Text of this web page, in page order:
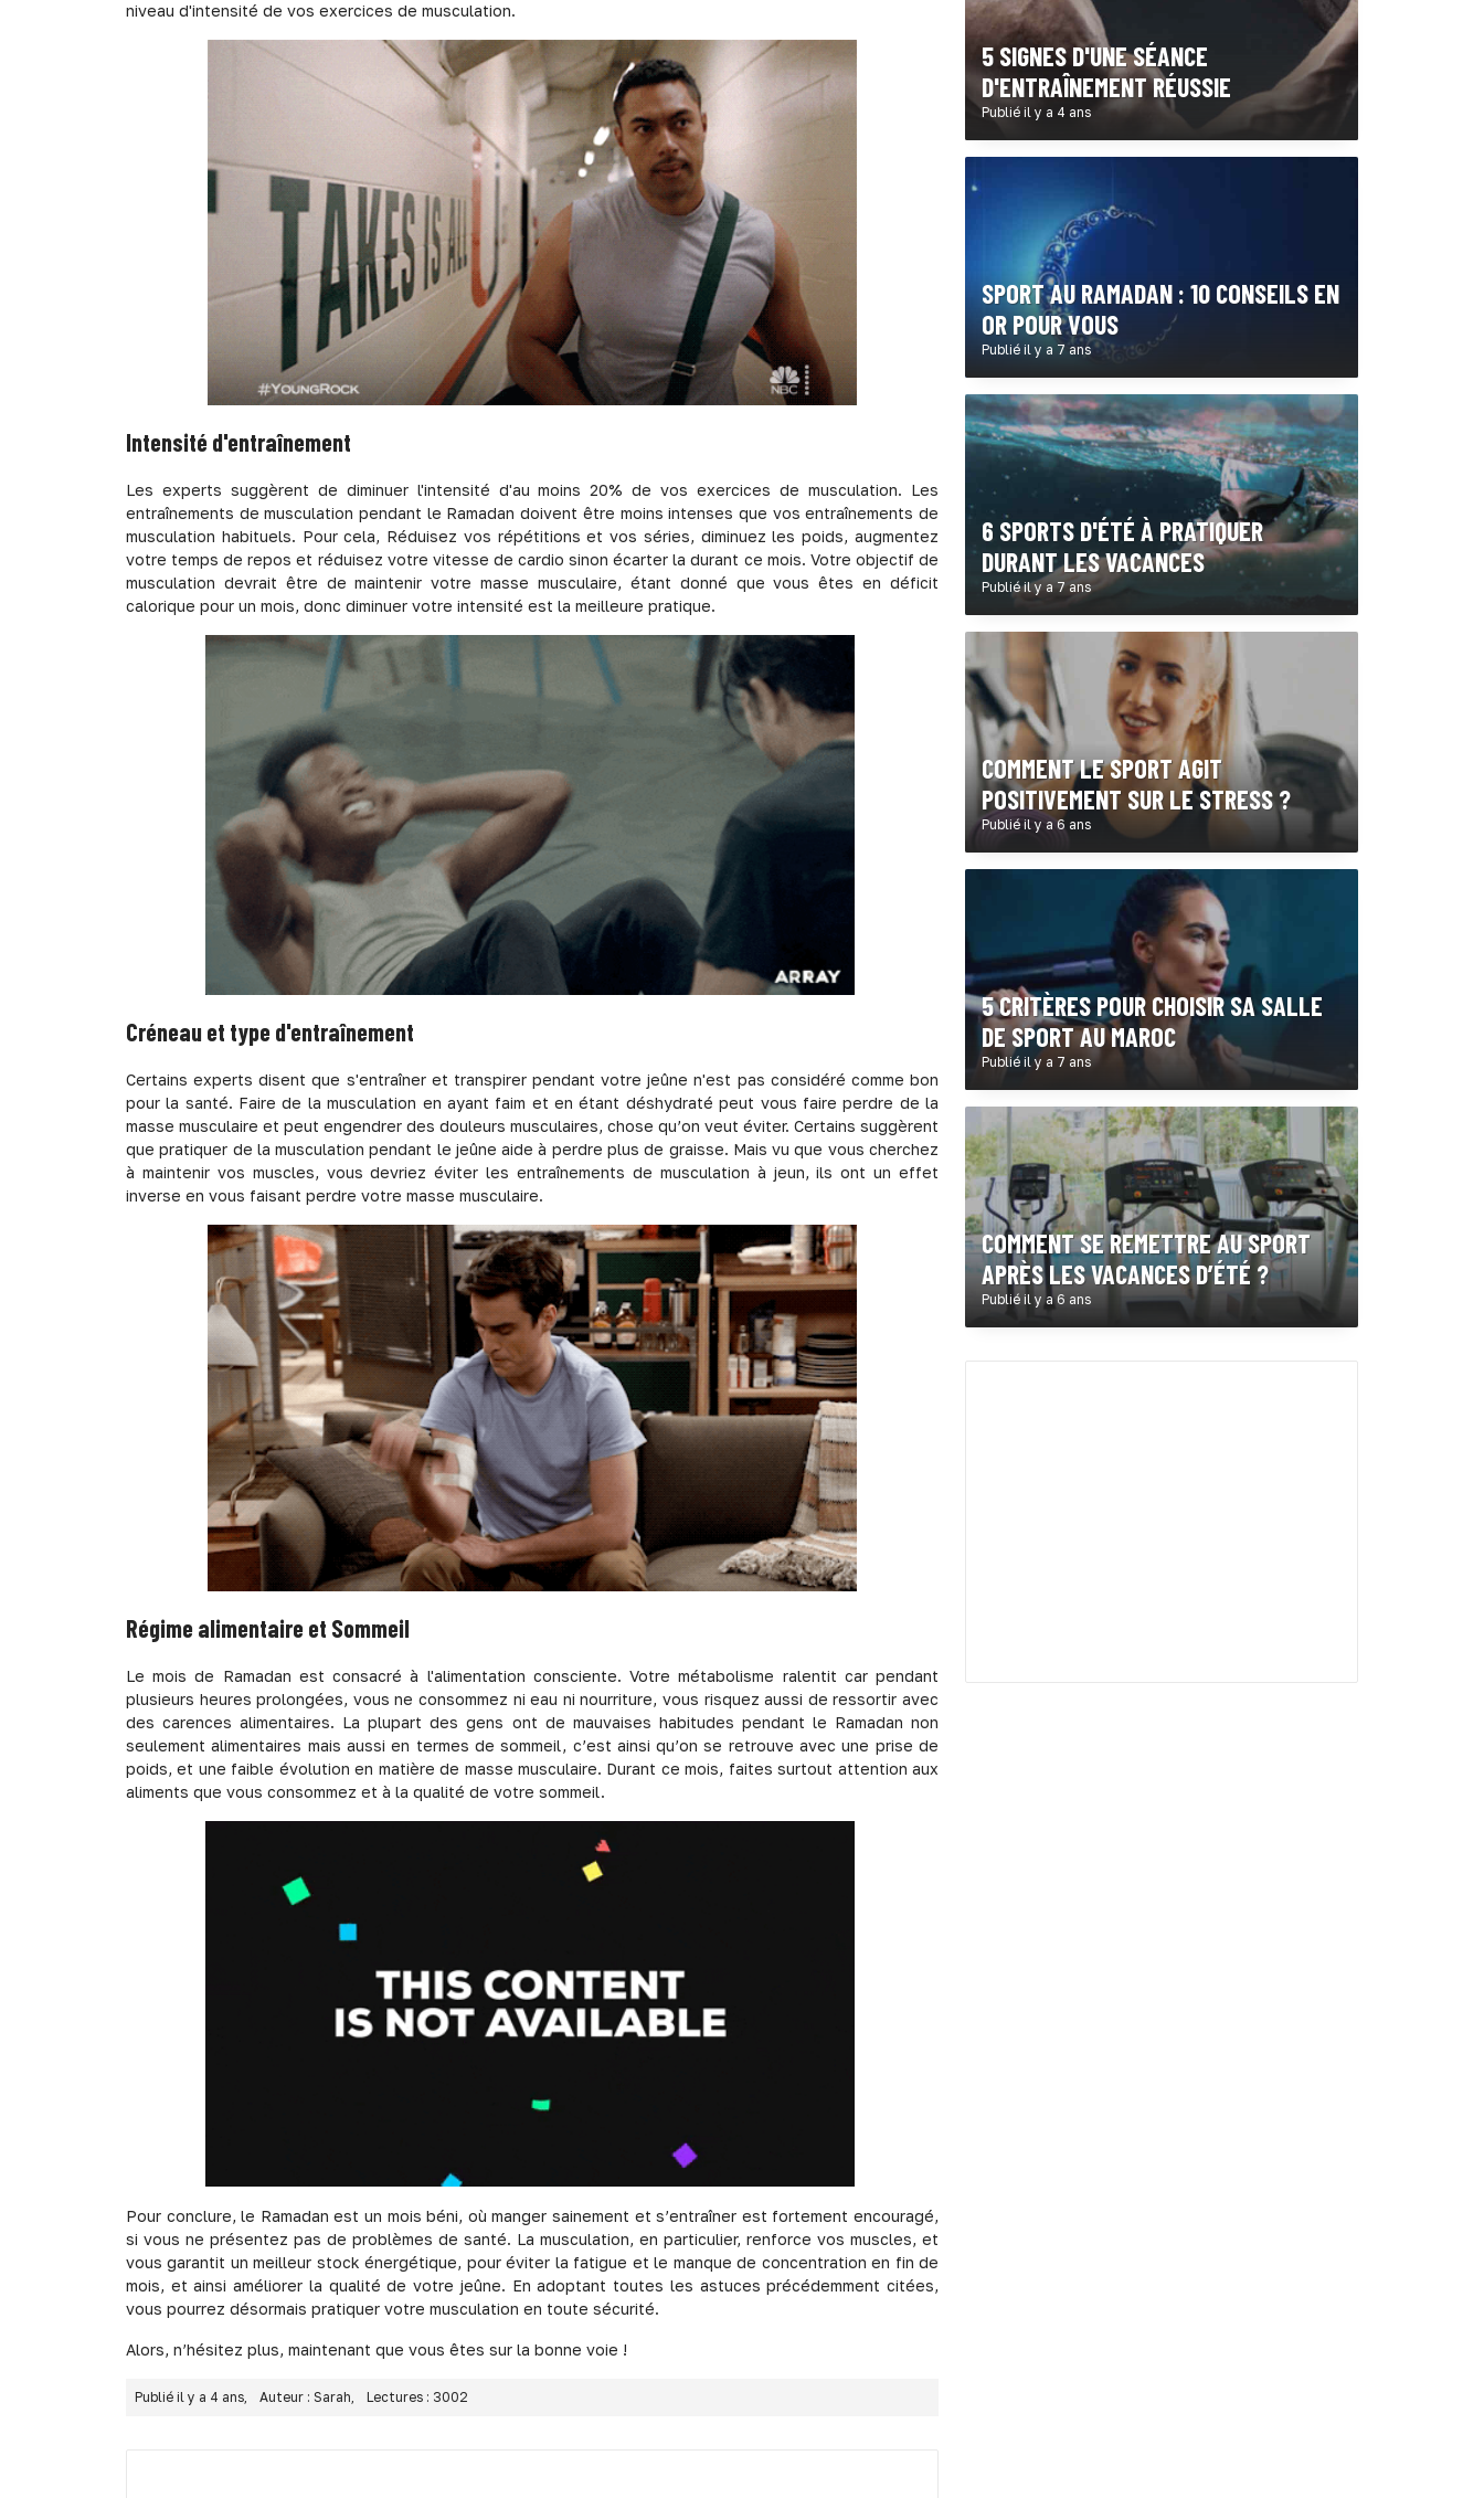
niveau d'intensité de vos exercices de musculation.
Intensité d'entraînement
Les experts suggèrent de diminuer l'intensité d'au moins 20% de vos exercices de musculation. Les
entraînements de musculation pendant le Ramadan doivent être moins intenses que vos entraînements de
musculation habituels. Pour cela, Réduisez vos répétitions et vos séries, diminuez les poids, augmentez
votre temps de repos et réduisez votre vitesse de cardio sinon écarter la durant ce mois. Votre objectif de
musculation devrait être de maintenir votre masse musculaire, étant donné que vous êtes en déficit
calorique pour un mois, donc diminuer votre intensité est la meilleure pratique.
Créneau et type d'entraînement
Certains experts disent que s'entraîner et transpirer pendant votre jeûne n'est pas considéré comme bon
pour la santé. Faire de la musculation en ayant faim et en étant déshydraté peut vous faire perdre de la
masse musculaire et peut engendrer des douleurs musculaires, chose qu’on veut éviter. Certains suggèrent
que pratiquer de la musculation pendant le jeûne aide à perdre plus de graisse. Mais vu que vous cherchez
à maintenir vos muscles, vous devriez éviter les entraînements de musculation à jeun, ils ont un effet
inverse en vous faisant perdre votre masse musculaire.
Régime alimentaire et Sommeil
Le mois de Ramadan est consacré à l'alimentation consciente. Votre métabolisme ralentit car pendant
plusieurs heures prolongées, vous ne consommez ni eau ni nourriture, vous risquez aussi de ressortir avec
des carences alimentaires. La plupart des gens ont de mauvaises habitudes pendant le Ramadan non
seulement alimentaires mais aussi en termes de sommeil, c’est ainsi qu’on se retrouve avec une prise de
poids, et une faible évolution en matière de masse musculaire. Durant ce mois, faites surtout attention aux
aliments que vous consommez et à la qualité de votre sommeil.
Pour conclure, le Ramadan est un mois béni, où manger sainement et s’entraîner est fortement encouragé,
si vous ne présentez pas de problèmes de santé. La musculation, en particulier, renforce vos muscles, et
vous garantit un meilleur stock énergétique, pour éviter la fatigue et le manque de concentration en fin de
mois, et ainsi améliorer la qualité de votre jeûne. En adoptant toutes les astuces précédemment citées,
vous pourrez désormais pratiquer votre musculation en toute sécurité.
Alors, n’hésitez plus, maintenant que vous êtes sur la bonne voie !
Publié il y a 4 ans, Auteur : Sarah, Lectures : 3002
5 SIGNES D'UNE SÉANCE
D'ENTRAÎNEMENT RÉUSSIE
Publié il y a 4 ans
SPORT AU RAMADAN : 10 CONSEILS EN
OR POUR VOUS
Publié il y a 7 ans
6 SPORTS D'ÉTÉ À PRATIQUER
DURANT LES VACANCES
Publié il y a 7 ans
COMMENT LE SPORT AGIT
POSITIVEMENT SUR LE STRESS ?
Publié il y a 6 ans
5 CRITÈRES POUR CHOISIR SA SALLE
DE SPORT AU MAROC
Publié il y a 7 ans
COMMENT SE REMETTRE AU SPORT
APRÈS LES VACANCES D’ÉTÉ ?
Publié il y a 6 ans